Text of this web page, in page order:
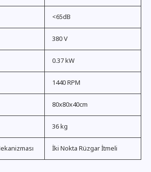
<65dB
380 V
0.37 kW
1440 RPM
80x80x40cm
36 kg
İki Nokta Rüzgar İtmeli